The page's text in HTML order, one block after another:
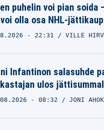
puhelin voi pian soida
olla osa NHL-
- 22:31 VILLE
Infantinon salasuhde
ulos
- 08:32 JONI